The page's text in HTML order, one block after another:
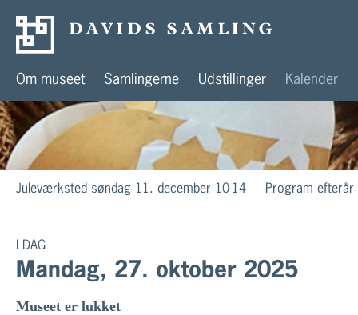
Om museet Samlingerne Udstillinger Kalender
Juleværksted søndag 11. december 10-14 Program
I DAG
Mandag, 27. oktober 2025
Museet er lukket